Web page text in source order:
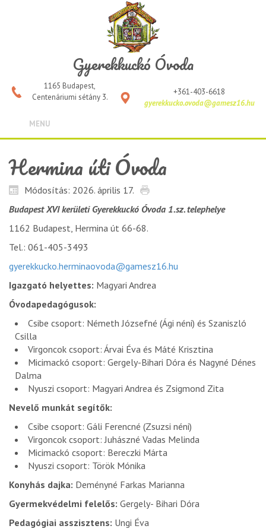
Gyerekkuckó Óvoda
1165 Budapest,
Centenáriumi sétány 3.
+361-403-6618
gyerekkucko.ovoda@gamesz16.hu
MENU
Hermina úti Óvoda
Módosítás: 2026. április 17.
Budapest XVI kerületi Gyerekkuckó Óvoda 1.sz. telephelye
1162 Budapest, Hermina út 66-68.
Tel.: 061-405-3493
gyerekkucko.herminaovoda@gamesz16.hu
Igazgató helyettes: Magyari Andrea
Óvodapedagógusok:
Csibe csoport: Németh Józsefné (Ági néni) és Szaniszló
Csilla
Virgoncok csoport: Árvai Éva és Máté Krisztina
Micimackó csoport: Gergely-Bihari Dóra és Nagyné Dénes
Dalma
Nyuszi csoport: Magyari Andrea és Zsigmond Zita
Nevelő munkát segítők:
Csibe csoport: Gáli Ferencné (Zsuzsi néni)
Virgoncok csoport: Juhászné Vadas Melinda
Micimackó csoport: Bereczki Márta
Nyuszi csoport: Török Mónika
Konyhás dajka: Deményné Farkas Marianna
Gyermekvédelmi felelős: Gergely- Bihari Dóra
Pedagógiai asszisztens: Ungi Éva